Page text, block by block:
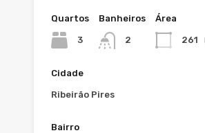
Quartos
3
Banheiros
2
Área
261
Cidade
Ribeirão Pires
Bairro